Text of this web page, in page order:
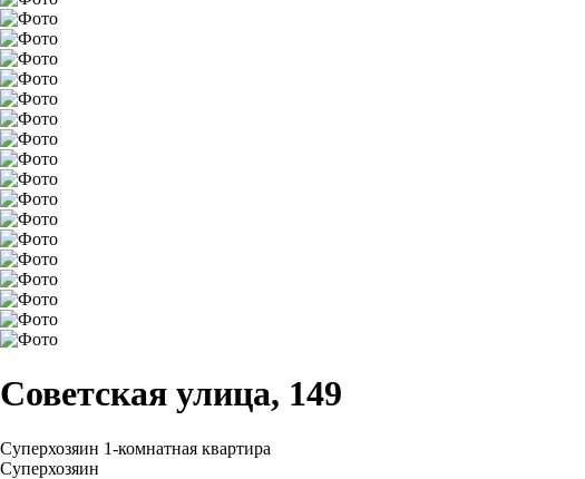
Советская улица, 149
Суперхозяин 1-комнатная квартира
Суперхозяин